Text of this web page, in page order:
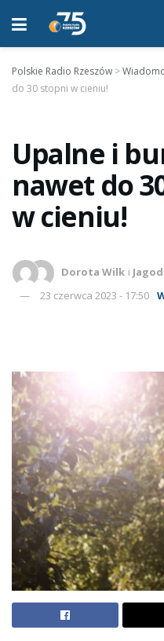
Polskie Radio Rzeszów >
do 30 stopni w cieniu!
Upalne i
nawet do
w cieniu!
Dorota Wilk i
23 czerwca 2023 - 17:50